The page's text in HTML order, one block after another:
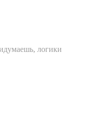
логики